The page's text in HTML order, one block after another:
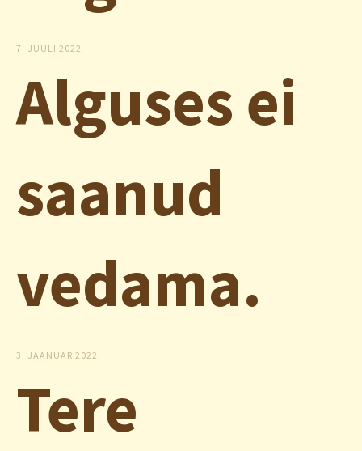
7. JUULI 2022
Alguses ei
saanud
vedama.
3. JAANUAR 2022
Tere